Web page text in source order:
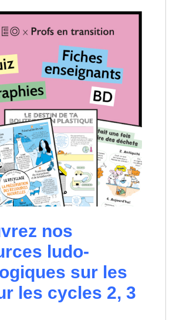
nos
ludo-
sur les
les cycles 2, 3